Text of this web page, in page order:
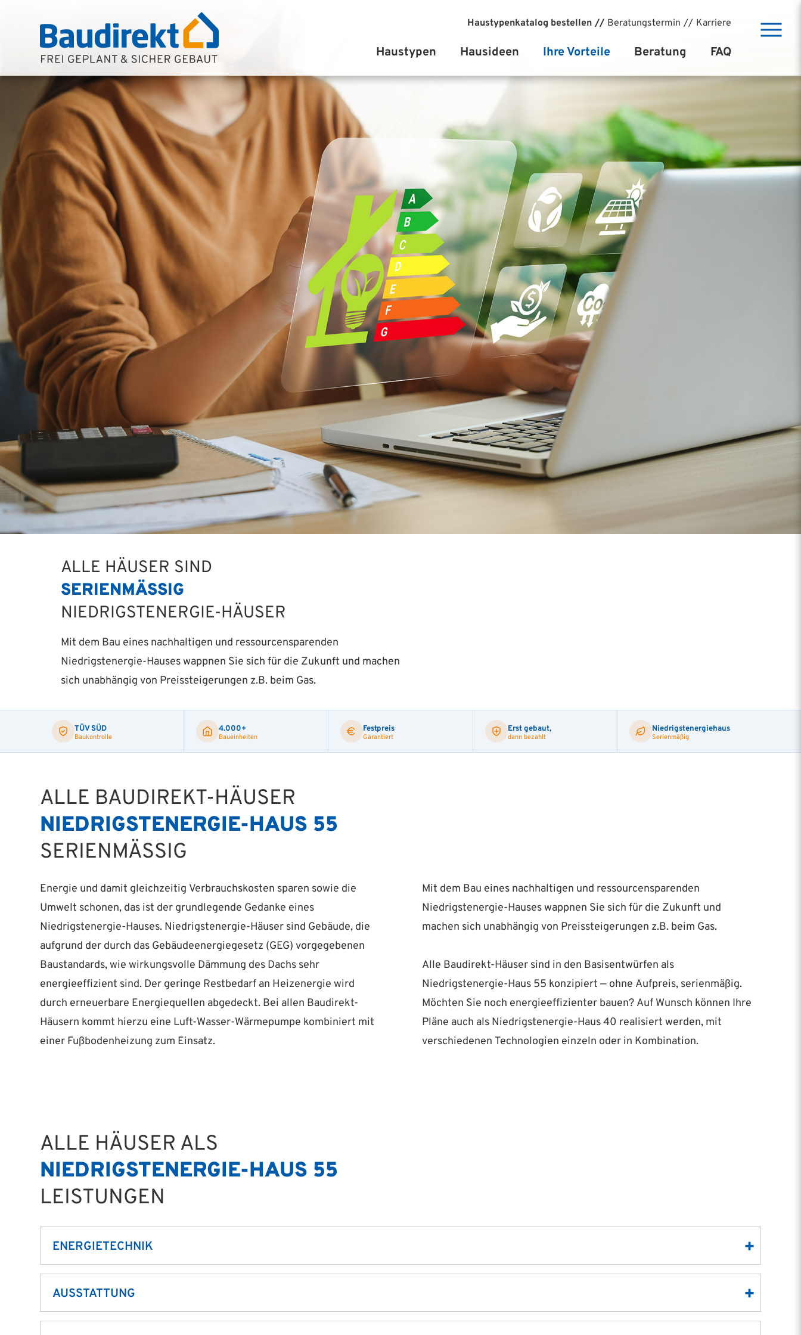
Haustypenkatalog bestellen Beratungstermin Karriere
Haustypen
Einfamilienhäuser
Zweifamilienhäuser
Doppelhäuser
Hausideen
Ihre Vorteile
Baudirekt-System
Vollkasko Sicherheit
BAX Preisvorteil
Niedrigstenergiehaus
Climapro Massivwand
Markenqualität
Baukontrolle TÜV Süd
Barrierefreies bauen
Beratung
Kostenlose Bauberatung
Baufinanzierung
10 Schritte bis zum Einzug
Referenzprojekte
FAQ
ALLE HÄUSER SIND
SERIENMÄSSIG
NIEDRIGSTENERGIE-HÄUSER
Mit dem Bau eines nachhaltigen und ressourcensparenden
Niedrigstenergie­-Hauses wappnen Sie sich für die Zukunft und machen
sich unabhängig von Preissteigerungen z.B. beim Gas.
TÜV SÜD
Baukontrolle
4.000+
Baueinheiten
Festpreis
Garantiert
Erst gebaut,
dann bezahlt
Niedrigstenergiehaus
Serienmäßig
ALLE BAUDIREKT-HÄUSER
NIEDRIGSTENERGIE-HAUS 55
SERIENMÄSSIG
Energie und damit gleichzeitig Verbrauchskosten sparen sowie die
Umwelt schonen, das ist der grundlegende Gedanke eines
Niedrigstenergie-Hauses. Niedrigstenergie-Häuser sind Gebäude, die
aufgrund der durch das Gebäudeenergiegesetz (GEG) vorgegebenen
Baustandards, wie wirkungsvolle Dämmung des Dachs sehr
energieeffizient sind. Der geringe Restbedarf an Heizenergie wird
durch erneuerbare Energie­quellen abgedeckt. Bei allen Baudirekt-
Häusern kommt hierzu eine Luft-Wasser-Wärmepumpe kombiniert mit
einer Fußbodenheizung zum Einsatz.
Mit dem Bau eines nachhaltigen und ressourcensparenden
Niedrigstenergie­-Hauses wappnen Sie sich für die Zukunft und
machen sich unabhängig von Preissteigerungen z.B. beim Gas.
Alle Baudirekt-Häuser sind in den Basisentwürfen als
Niedrigstenergie-Haus 55 konzipiert — ohne Aufpreis, serienmäßig.
Möchten Sie noch energieeffizienter bauen? Auf Wunsch können Ihre
Pläne auch als Niedrigstenergie-Haus 40 realisiert werden, mit
verschiedenen Technologien einzeln oder in Kombination.
ALLE HÄUSER ALS
NIEDRIGSTENERGIE-HAUS 55
LEISTUNGEN
ENERGIETECHNIK
Fußbodenheizung im Erd- und Dach-/Obergeschoss
Fensterfalz-Lüftungssystem
AUSSTATTUNG